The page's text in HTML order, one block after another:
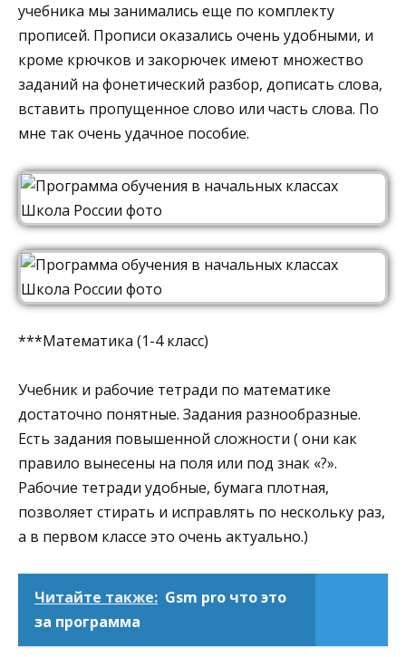
учебника мы занимались еще по комплекту
прописей. Прописи оказались очень удобными, и
кроме крючков и закорючек имеют множество
заданий на фонетический разбор, дописать слова,
вставить пропущенное слово или часть слова. По
мне так очень удачное пособие.
***Математика (1-4 класс)
Учебник и рабочие тетради по математике
достаточно понятные. Задания разнообразные.
Есть задания повышенной сложности ( они как
правило вынесены на поля или под знак «?».
Рабочие тетради удобные, бумага плотная,
позволяет стирать и исправлять по нескольку раз,
а в первом классе это очень актуально.)
Читайте также: Gsm pro что это
за программа